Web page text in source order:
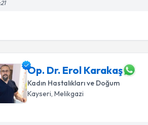
Op. Dr. Erol Karakaş
Kadın Hastalıkları ve Doğum
Kayseri, Melikgazi